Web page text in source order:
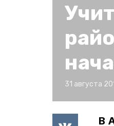
31 августа
В